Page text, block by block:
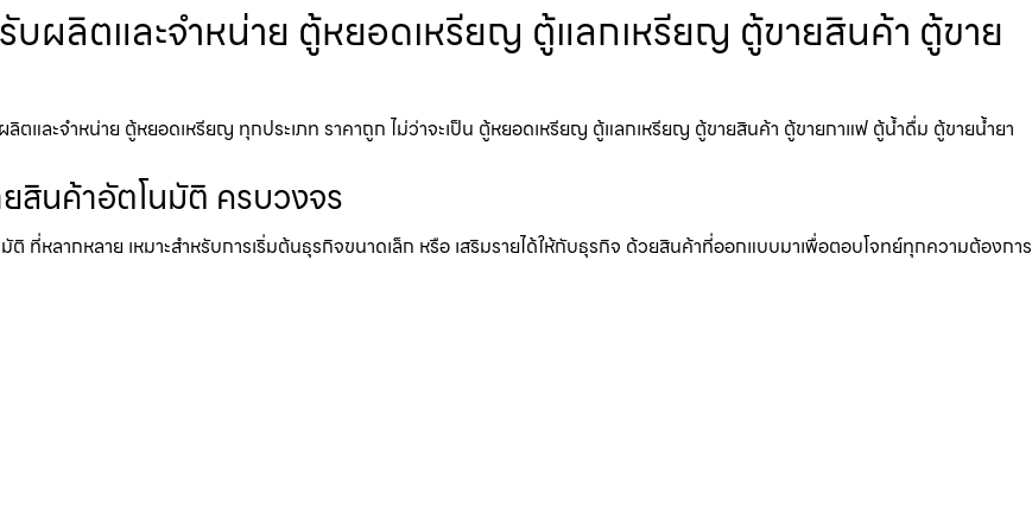
บผลิตและจำหน่าย ตู้หยอดเหรียญ ตู้แลกเหรียญ ตู้ขายสินค้า ตู้ขาย
ตและจำหน่าย ตู้หยอดเหรียญ ทุกประเภท ราคาถูก ไม่ว่าจะเป็น ตู้หยอดเหรียญ ตู้แลกเหรียญ ตู้ขายสินค้า ตู้ขายกาแฟ ตู้น้ำดื่ม ตู้ขายน้ำยา
สินค้าอัตโนมัติ ครบวงจร
ที่หลากหลาย เหมาะสำหรับการเริ่มต้นธุรกิจขนาดเล็ก หรือ เสริมรายได้ให้กับธุรกิจ ด้วยสินค้าที่ออกแบบมาเพื่อตอบโจทย์ทุกความต้องการ